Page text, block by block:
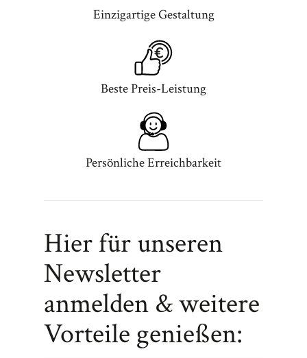
Einzigartige Gestaltung
Beste Preis-Leistung
Persönliche Erreichbarkeit
Hier für unseren
Newsletter
anmelden & weitere
Vorteile genießen: